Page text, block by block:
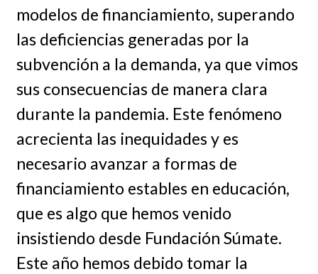
modelos de financiamiento, superando
las deficiencias generadas por la
subvención a la demanda, ya que vimos
sus consecuencias de manera clara
durante la pandemia. Este fenómeno
acrecienta las inequidades y es
necesario avanzar a formas de
financiamiento estables en educación,
que es algo que hemos venido
insistiendo desde Fundación Súmate.
Este año hemos debido tomar la